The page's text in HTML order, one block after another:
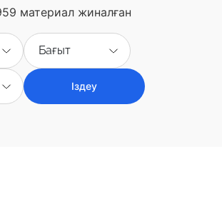
материал жиналған
Бағыт
Іздеу